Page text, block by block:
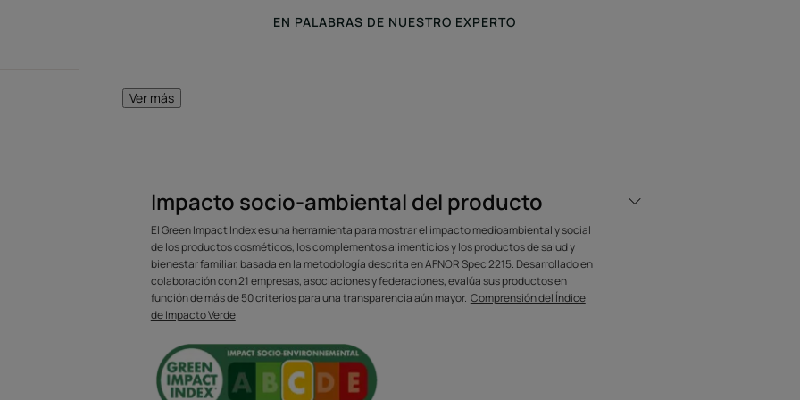
EN PALABRAS DE NUESTRO EXPERTO
al cabello sin dejar residuos.
Con su fórmula-cuidado, este gel de peinado para el cabello con extracto de jojoba lo
moldea e hidrata la fibra capilar en un solo paso.
Ver más
Impacto socio-ambiental del producto
El Green Impact Index es una herramienta para mostrar el impacto medioambiental y social
de los productos cosméticos, los complementos alimenticios y los productos de salud y
bienestar familiar, basada en la metodología descrita en AFNOR Spec 2215. Desarrollado en
colaboración con 21 empresas, asociaciones y federaciones, evalúa sus productos en
función de más de 50 criterios para una transparencia aún mayor. Comprensión del Índice
de Impacto Verde